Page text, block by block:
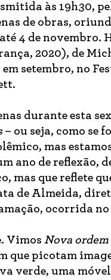
às 19h30,
de obras,
4 de novembro.
2020), de
setembro, no
durante esta
– ou seja, como se
mas
ano de reflexão,
mas que reflete
de Almeida,
ocorrida
Vimos Nova ordem
que picotam
verde, uma